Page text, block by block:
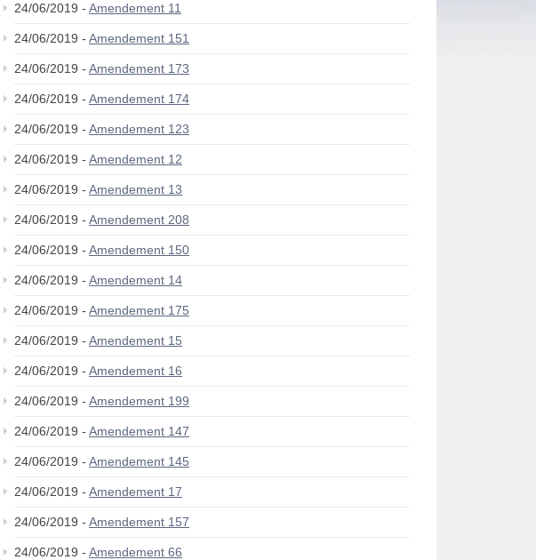
24/06/2019 - Amendement 11
24/06/2019 - Amendement 151
24/06/2019 - Amendement 173
24/06/2019 - Amendement 174
24/06/2019 - Amendement 123
24/06/2019 - Amendement 12
24/06/2019 - Amendement 13
24/06/2019 - Amendement 208
24/06/2019 - Amendement 150
24/06/2019 - Amendement 14
24/06/2019 - Amendement 175
24/06/2019 - Amendement 15
24/06/2019 - Amendement 16
24/06/2019 - Amendement 199
24/06/2019 - Amendement 147
24/06/2019 - Amendement 145
24/06/2019 - Amendement 17
24/06/2019 - Amendement 157
24/06/2019 - Amendement 66